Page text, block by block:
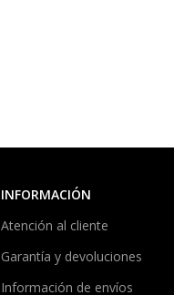
INFORMACIÓN
Atención al cliente
Garantía y devoluciones
Información de envíos